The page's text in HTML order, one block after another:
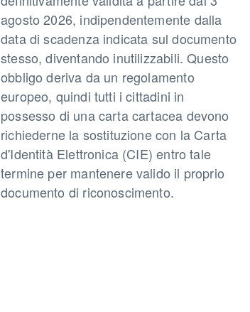
agosto 2026, indipendentemente dalla
data di scadenza indicata sul documento
stesso, diventando inutilizzabili. Questo
obbligo deriva da un regolamento
europeo, quindi tutti i cittadini in
possesso di una carta cartacea devono
richiederne la sostituzione con la Carta
d'Identità Elettronica (CIE) entro tale
termine per mantenere valido il proprio
documento di riconoscimento.